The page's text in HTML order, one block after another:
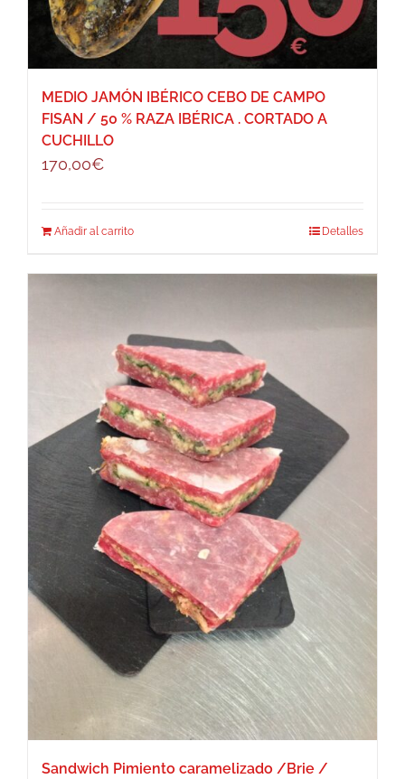
MEDIO JAMÓN IBÉRICO CEBO DE CAMPO
FISAN / 50 % RAZA IBÉRICA . CORTADO A
CUCHILLO
170,00€
Añadir al carrito Detalles
Sandwich Pimiento caramelizado /Brie /